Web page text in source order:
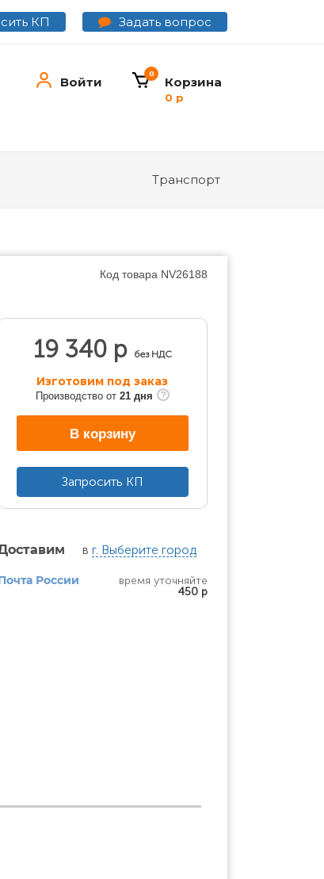
КП Задать вопрос
Войти Корзина
0
0 р
Транспорт
Код товара NV26188
19 340 р без НДС
Изготовим под заказ
Производство от 21 дня
В корзину
Запросить КП
в г. Выберите город
Почта России
время уточняйте
450 р